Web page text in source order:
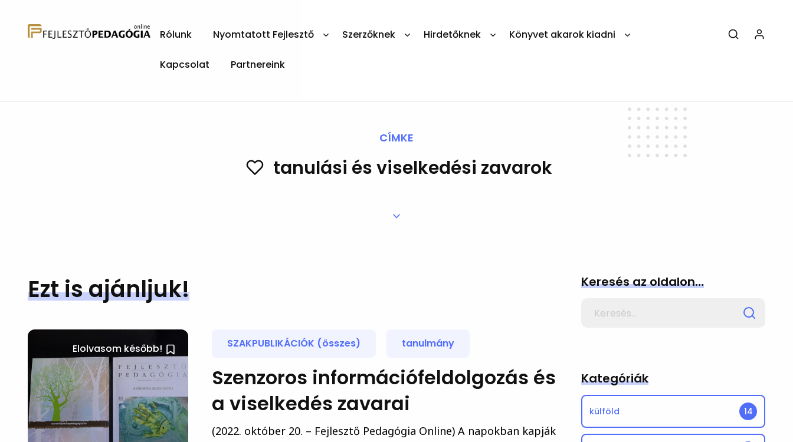
Rólunk Nyomtatott Fejlesztő Szerzőknek Hirdetőknek Könyvet akarok kiadni
Kapcsolat Partnereink
CÍMKE
tanulási és viselkedési zavarok
Ezt is ajánljuk!
Elolvasom később! SZAKPUBLIKÁCIÓK (összes) tanulmány
Szenzoros információfeldolgozás és
a viselkedés zavarai
(2022. október 20. – Fejlesztő Pedagógia Online) A napokban kapják
Keresés az oldalon…
Kategóriák
külföld 14